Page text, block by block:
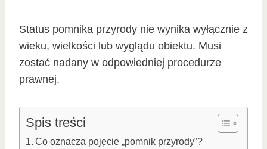
Status pomnika przyrody nie wynika wyłącznie z
wieku, wielkości lub wyglądu obiektu. Musi
zostać nadany w odpowiedniej procedurze
prawnej.
Spis treści
Co oznacza pojęcie „pomnik przyrody”?